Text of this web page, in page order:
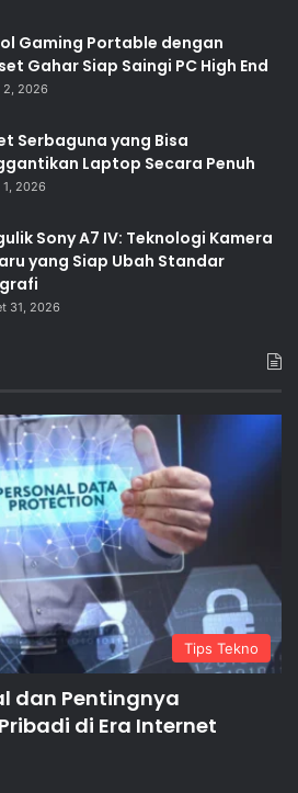
Gaming Portable dengan
Gahar Siap Saingi PC High End
2, 2026
Serbaguna yang Bisa
Laptop Secara Penuh
2026
Sony A7 IV: Teknologi Kamera
yang Siap Ubah Standar
31, 2026
Tips Tekno
dan Pentingnya
di Era Internet